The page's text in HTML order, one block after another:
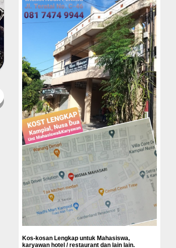
Kos-kosan Lengkap untuk Mahasiswa,
karyawan hotel / restaurant dan lain lain.